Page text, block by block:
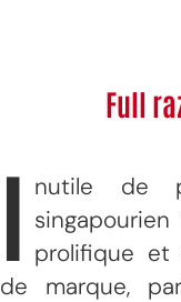
Full
I nutile de
prolifique et
de marque,